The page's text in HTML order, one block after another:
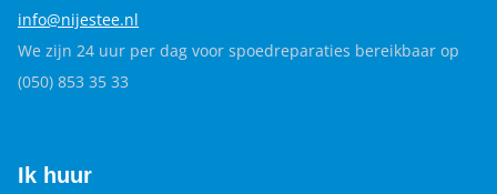
info@nijestee.nl
We zijn 24 uur per dag voor spoedreparaties bereikbaar op
(050) 853 35 33
Ik huur